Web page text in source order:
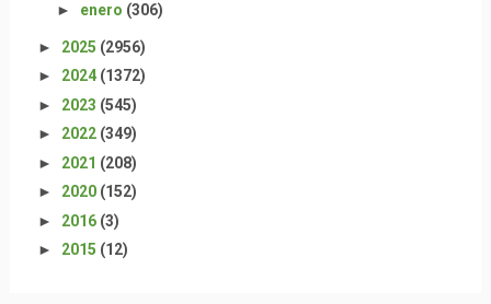
► enero (306)
► 2025 (2956)
► 2024 (1372)
► 2023 (545)
► 2022 (349)
► 2021 (208)
► 2020 (152)
► 2016 (3)
► 2015 (12)